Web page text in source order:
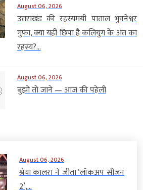
August 06, 2026
उत्तराखंड की रहस्यमयी पाताल भुवनेश्वर
गुफा, क्या यहीं छिपा है कलियुग के अंत का
रहस्य?...
August 06, 2026
बुझो तो जाने — आज की पहेली
August 06, 2026
श्रेया कालरा ने जीता ‘लॉकअप सीजन
2’,...